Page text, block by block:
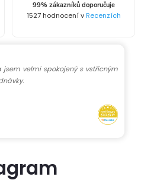
99% zákazníků doporučuje
1527 hodnocení vRecenzích
velmi spokojený s vstřícným